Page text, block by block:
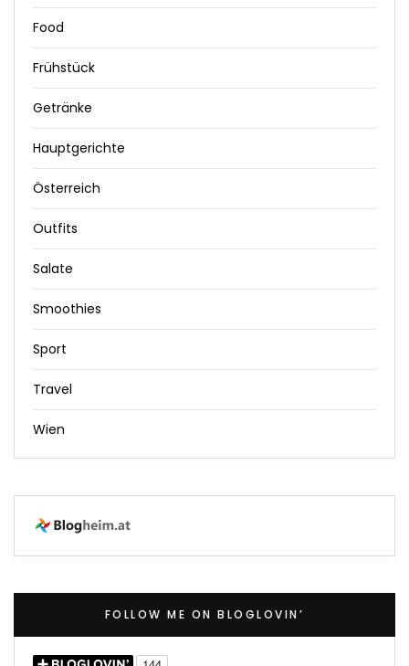
Food
Frühstück
Getränke
Hauptgerichte
Österreich
Outfits
Salate
Smoothies
Sport
Travel
Wien
FOLLOW ME ON BLOGLOVIN’